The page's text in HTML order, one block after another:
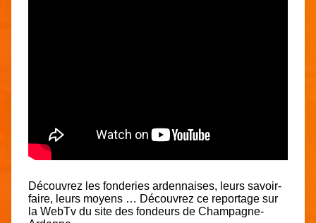
Découvrez les fonderies ardennaises, leurs savoir-
faire, leurs moyens … Découvrez ce reportage sur
la WebTv du site des fondeurs de Champagne-